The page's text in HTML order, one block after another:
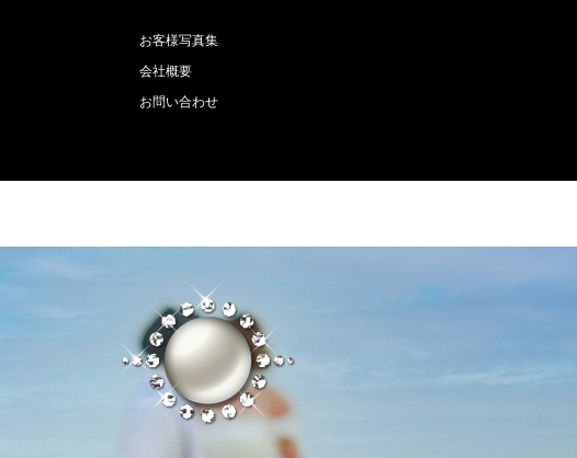
お客様写真集
会社概要
お問い合わせ